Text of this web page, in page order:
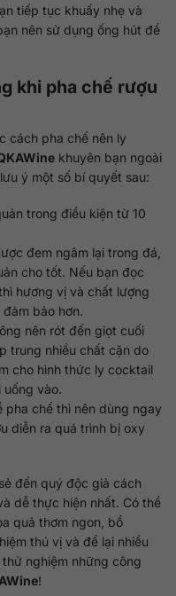
tiếp tục khuấy nhẹ và
nên sử dụng ống hút để
khi pha chế rượu
cách pha chế nên ly
khuyên bạn ngoài
ý một số bí quyết sau:
trong điều kiện từ 10
đem ngâm lại trong đá,
cho tốt. Nếu bạn đọc
hương vị và chất lượng
bảo hơn.
nên rót đến giọt cuối
trung nhiều chất cặn do
cho hình thức ly cocktail
vào.
pha chế thì nên dùng ngay
diễn ra quá trình bị oxy
đến quý độc giả cách
dễ thực hiện nhất. Có thể
quả thơm ngon, bổ
thú vị và để lại nhiều
nghiệm những công
!